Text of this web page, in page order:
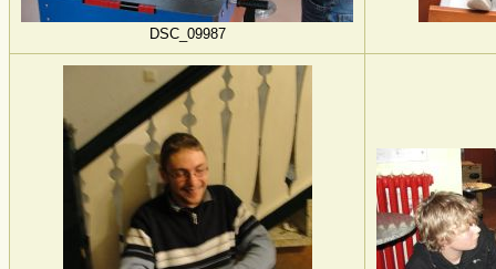
DSC_09987